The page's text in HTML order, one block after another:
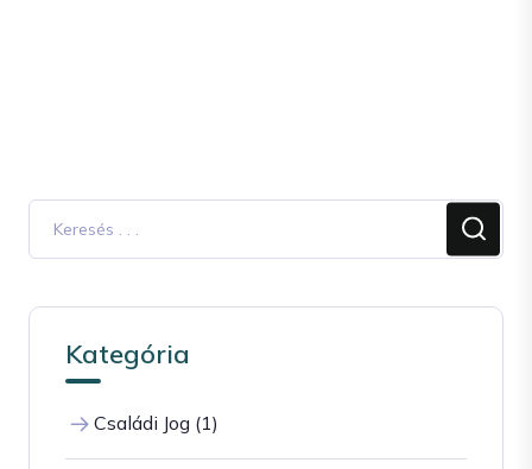
Kategória
Családi Jog (1)